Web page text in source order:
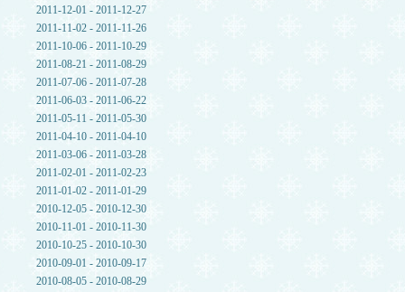
2011-12-01 - 2011-12-27
2011-11-02 - 2011-11-26
2011-10-06 - 2011-10-29
2011-08-21 - 2011-08-29
2011-07-06 - 2011-07-28
2011-06-03 - 2011-06-22
2011-05-11 - 2011-05-30
2011-04-10 - 2011-04-10
2011-03-06 - 2011-03-28
2011-02-01 - 2011-02-23
2011-01-02 - 2011-01-29
2010-12-05 - 2010-12-30
2010-11-01 - 2010-11-30
2010-10-25 - 2010-10-30
2010-09-01 - 2010-09-17
2010-08-05 - 2010-08-29